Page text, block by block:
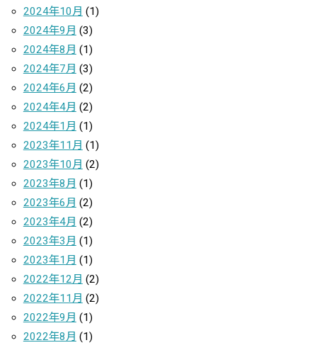
2024年10月 (1)
2024年9月 (3)
2024年8月 (1)
2024年7月 (3)
2024年6月 (2)
2024年4月 (2)
2024年1月 (1)
2023年11月 (1)
2023年10月 (2)
2023年8月 (1)
2023年6月 (2)
2023年4月 (2)
2023年3月 (1)
2023年1月 (1)
2022年12月 (2)
2022年11月 (2)
2022年9月 (1)
2022年8月 (1)